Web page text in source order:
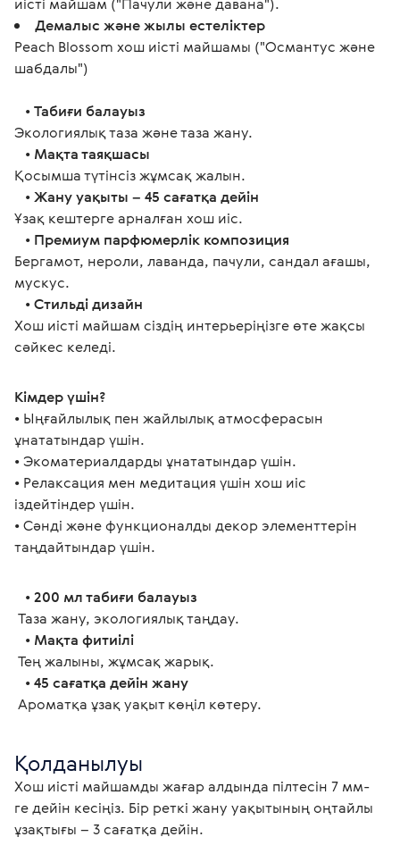
Демалыс және жылы естеліктер
Peach Blossom хош иісті майшамы ("Османтус және
шабдалы")
• Табиғи балауыз
Экологиялық таза және таза жану.
• Мақта таяқшасы
Қосымша түтінсіз жұмсақ жалын.
• Жану уақыты – 45 сағатқа дейін
Ұзақ кештерге арналған хош иіс.
• Премиум парфюмерлік композиция
Бергамот, нероли, лаванда, пачули, сандал ағашы,
мускус.
• Стильді дизайн
Хош иісті майшам сіздің интерьеріңізге өте жақсы
сәйкес келеді.
Кімдер үшін?
• Ыңғайлылық пен жайлылық атмосферасын
ұнататындар үшін.
• Экоматериалдарды ұнататындар үшін.
• Релаксация мен медитация үшін хош иіс
іздейтіндер үшін.
• Сәнді және функционалды декор элементтерін
таңдайтындар үшін.
• 200 мл табиғи балауыз
Таза жану, экологиялық таңдау.
• Мақта фитиілі
Тең жалыны, жұмсақ жарық.
• 45 сағатқа дейін жану
Ароматқа ұзақ уақыт көңіл көтеру.
Қолданылуы
Хош иісті майшамды жағар алдында пілтесін 7 мм-
ге дейін кесіңіз. Бір реткі жану уақытының оңтайлы
ұзақтығы – 3 сағатқа дейін.